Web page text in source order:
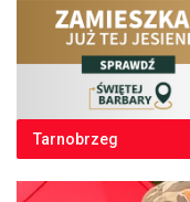
Tarnobrzeg